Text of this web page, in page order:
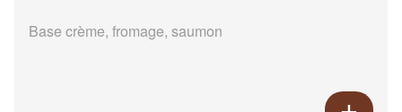
Base crème, fromage, saumon